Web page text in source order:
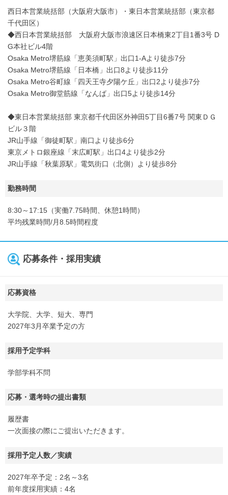
西日本営業統括部（大阪府大阪市）・東日本営業統括部（東京都
千代田区）
◆西日本営業統括部 大阪府大阪市浪速区日本橋東2丁目1番3号 D
G本社ビル4階
Osaka Metro堺筋線「恵美須町駅」出口1-Aより徒歩7分
Osaka Metro堺筋線「日本橋」出口8より徒歩11分
Osaka Metro谷町線「四天王寺夕陽ケ丘」出口2より徒歩7分
Osaka Metro御堂筋線「なんば」出口5より徒歩14分
◆東日本営業統括部 東京都千代田区外神田5丁目6番7号 関東ＤＧ
ビル３階
JR山手線「御徒町駅」南口より徒歩6分
東京メトロ銀座線「末広町駅」出口4より徒歩2分
JR山手線「秋葉原駅」電気街口（北側）より徒歩8分
勤務時間
8:30～17:15（実働7.75時間、休憩1時間）
平均残業時間/月8.5時間程度
応募条件・採用実績
応募資格
大学院、大学、短大、専門
2027年3月卒業予定の方
採用予定学科
学部学科不問
応募・選考時の提出書類
履歴書
一次面接の際にご提出いただきます。
採用予定人数／実績
2027年卒予定：2名～3名
前年度採用実績：4名